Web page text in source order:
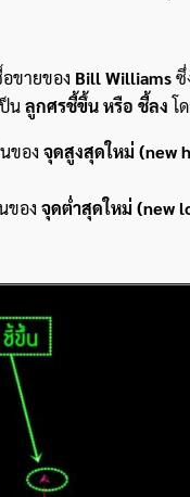
ขายของ Bill Williamsซึ่
นลูกศรชี้ขึ้น หรือ ชี้ลง โ
ของ จุดสูงสุดใหม่ (new
ของ จุดต่ำสุดใหม่ (new